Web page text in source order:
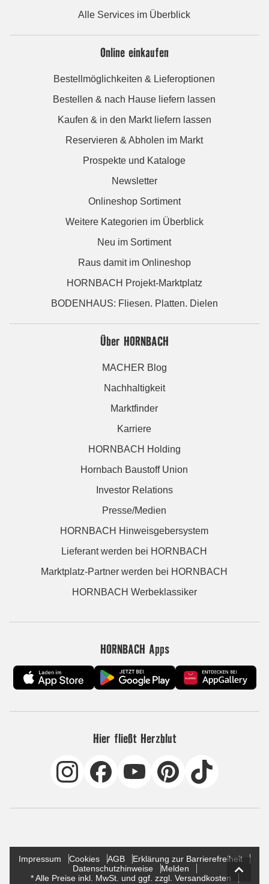
Alle Services im Überblick
Online einkaufen
Bestellmöglichkeiten & Lieferoptionen
Bestellen & nach Hause liefern lassen
Kaufen & in den Markt liefern lassen
Reservieren & Abholen im Markt
Prospekte und Kataloge
Newsletter
Onlineshop Sortiment
Weitere Kategorien im Überblick
Neu im Sortiment
Raus damit im Onlineshop
HORNBACH Projekt-Marktplatz
BODENHAUS: Fliesen. Platten. Dielen
Über HORNBACH
MACHER Blog
Nachhaltigkeit
Marktfinder
Karriere
HORNBACH Holding
Hornbach Baustoff Union
Investor Relations
Presse/Medien
HORNBACH Hinweisgebersystem
Lieferant werden bei HORNBACH
Marktplatz-Partner werden bei HORNBACH
HORNBACH Werbeklassiker
HORNBACH Apps
Hier fließt Herzblut
Impressum Cookies AGB
Erklärung zur Barrierefreiheit
Datenschutzhinweise
Melden
* Alle Preise inkl. MwSt. und ggf. zzgl. Versandkosten